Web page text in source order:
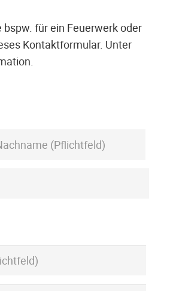
für ein Feuerwerk oder
Kontaktformular. Unter